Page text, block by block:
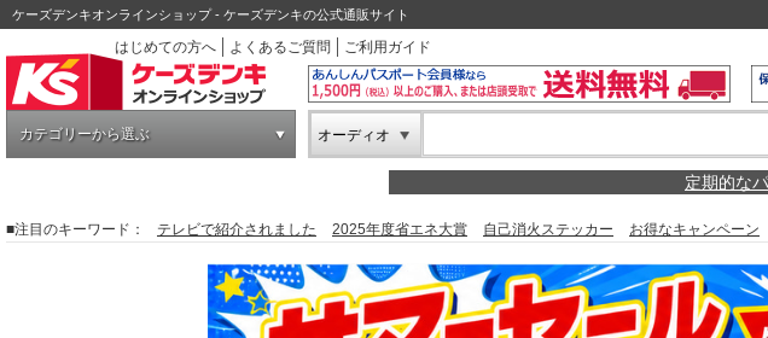
ケーズデンキオンラインショップ - ケーズデンキの公式通販サイト
はじめての方へ
よくあるご質問 ご利用ガイド
カテゴリーから選ぶ オーディオ
定期的な
■注目のキーワード： テレビで紹介されました 2025年度省エネ大賞 自己消火ステッカー お得なキャンペーン